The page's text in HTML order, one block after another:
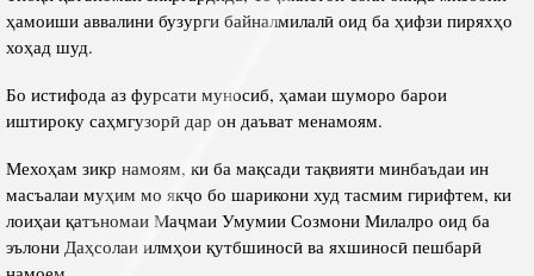
ҳамоиши аввалини бузурги байналмилалӣ оид ба ҳифзи пиряхҳо
хоҳад шуд.
Бо истифода аз фурсати муносиб, ҳамаи шуморо барои
иштироку саҳмгузорӣ дар он даъват менамоям.
Мехоҳам зикр намоям, ки ба мақсади тақвияти минбаъдаи ин
масъалаи муҳим мо якҷо бо шарикони худ тасмим гирифтем, ки
лоиҳаи қатъномаи Маҷмаи Умумии Созмони Милалро оид ба
эълони Даҳсолаи илмҳои қутбшиносӣ ва яхшиносӣ пешбарӣ